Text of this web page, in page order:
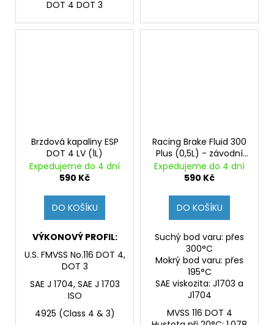
DOT 4 DOT 3
Brzdová kapaliny ESP
DOT 4 LV (1L)
Expedujeme do 4 dní
590 Kč
DO KOŠÍKU
VÝKONOVÝ PROFIL:
U.S. FMVSS No.116 DOT 4,
DOT 3
SAE J 1704, SAE J 1703
ISO
4925 (Class 4 & 3)
Racing Brake Fluid 300
Plus (0,5L) - závodní
brzdová kapalina,
přesahuje DOT 4, bod
Expedujeme do 4 dní
590 Kč
DO KOŠÍKU
Suchý bod varu: přes
300°C
Mokrý bod varu: přes
195°C
SAE viskozita: J1703 a
J1704
MVSS 116 DOT 4